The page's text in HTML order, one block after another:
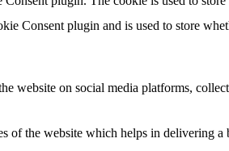
Consent plugin and is used to store
website on social media platforms,
of the website which helps in delivering a